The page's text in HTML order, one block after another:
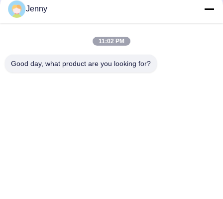
Глянцевая глазурная ректифицированная фарфоровая
плитка с полированной отделкой с низким уровнем
поглощения воды PEI 4
Jenny
11:02 PM
Good day, what product are you looking for?